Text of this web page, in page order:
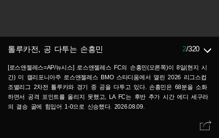
톨루카전, 공 다투는 손흥민 2/320
[로스앤젤레스=AP/뉴시스] 로스앤젤레스 FC의 손흥민(오른쪽)이 8일(현지 시
간) 미 캘리포니아주 로스앤젤레스 BMO 스타디움에서 열린 2026 리그스컵
조별리그 2차전 톨루카와 경기 중 공을 다투고 있다. 손흥민은 68분을 소화
하면서 공격 포인트를 올리지 못했고, LA FC는 후반 추가 시간 에디 세구라
의 결승 골에 힘입어 1-0으로 신승했다. 2026.08.09.